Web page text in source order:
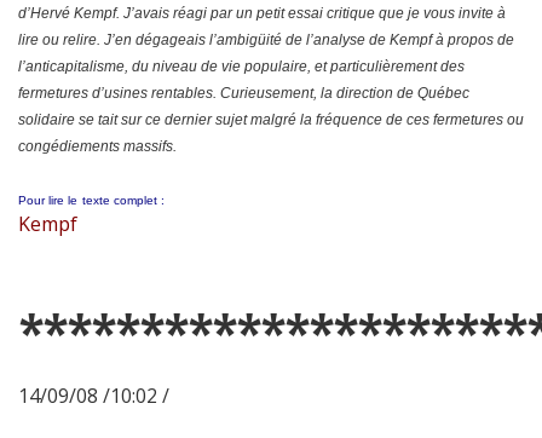
d’Hervé Kempf. J’avais réagi par un petit essai critique que je vous invite à
lire ou relire. J’en dégageais l’ambigüité de l’analyse de Kempf à propos de
l’anticapitalisme, du niveau de vie populaire, et particulièrement des
fermetures d’usines rentables. Curieusement, la direction de Québec
solidaire se tait sur ce dernier sujet malgré la fréquence de ces fermetures ou
congédiements massifs.
Pour lire le texte complet :
Kempf
14/09/08 /10:02 /